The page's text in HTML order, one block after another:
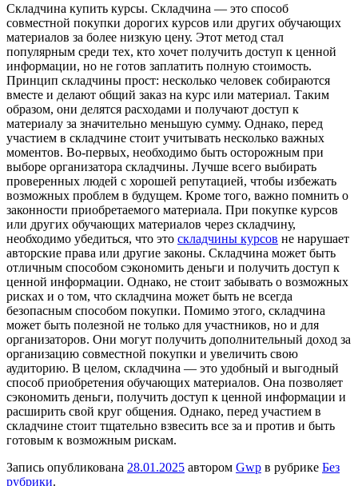
Склaдчинa купить курсы. Склaдчинa — это способ
совместной покупки дорогих курсов или других обучающих
материалов за более низкую цену. Этот метод стал
популярным среди тех, кто хочет получить доступ к ценной
информации, но не готов заплатить полную стоимость.
Принцип складчины прост: несколько человек собираются
вместе и делают общий заказ на курс или материал. Таким
образом, они делятся расходами и получают доступ к
материалу за значительно меньшую сумму. Однако, перед
участием в складчине стоит учитывать несколько важных
моментов. Во-первых, необходимо быть осторожным при
выборе организатора складчины. Лучше всего выбирать
проверенных людей с хорошей репутацией, чтобы избежать
возможных проблем в будущем. Кроме того, важно помнить о
законности приобретаемого материала. При покупке курсов
или других обучающих материалов через складчину,
необходимо убедиться, что это складчины курсов не нарушает
авторские права или другие законы. Складчина может быть
отличным способом сэкономить деньги и получить доступ к
ценной информации. Однако, не стоит забывать о возможных
рисках и о том, что складчина может быть не всегда
безопасным способом покупки. Помимо этого, складчина
может быть полезной не только для участников, но и для
организаторов. Они могут получить дополнительный доход за
организацию совместной покупки и увеличить свою
аудиторию. В целом, складчина — это удобный и выгодный
способ приобретения обучающих материалов. Она позволяет
сэкономить деньги, получить доступ к ценной информации и
расширить свой круг общения. Однако, перед участием в
складчине стоит тщательно взвесить все за и против и быть
готовым к возможным рискам.
Запись опубликована 28.01.2025 автором Gwp в рубрике Без
рубрики.